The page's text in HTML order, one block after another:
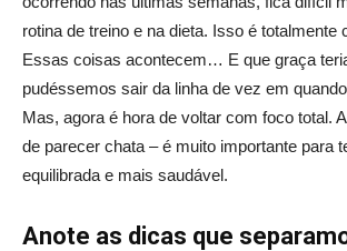
rotina de treino e na dieta. Isso é totalmente
Essas coisas acontecem… E que graça
pudéssemos sair da linha de vez em
Mas, agora é hora de voltar com foco total.
de parecer chata – é muito importante para
equilibrada e mais saudável.
Anote as dicas que